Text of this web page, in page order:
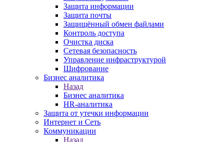
Защита информации
Защита почты
Защищённый обмен файлами
Контроль доступа
Очистка диска
Сетевая безопасность
Управление инфраструктурой
Шифрование
Бизнес аналитика
Назад
Бизнес аналитика
HR-аналитика
Защита от утечки информации
Интернет и Сеть
Коммуникации
Назад